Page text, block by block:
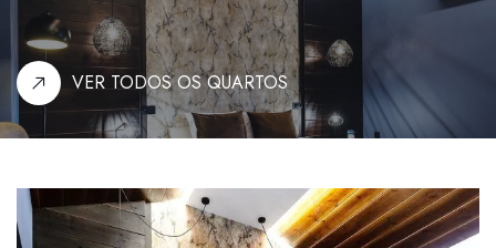
VER TODOS OS QUARTOS